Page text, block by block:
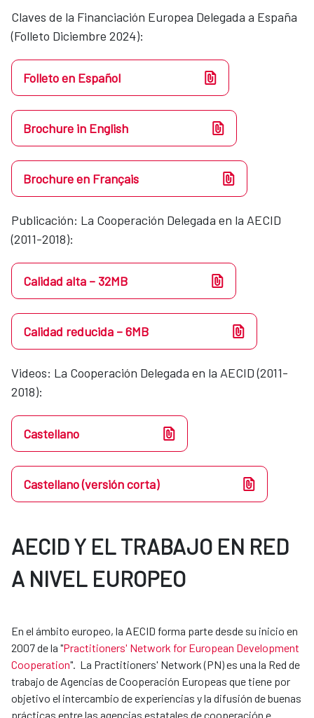
Claves de la Financiación Europea Delegada a España
(Folleto Diciembre 2024):
Folleto en Español
Brochure in English
Brochure en Français
Publicación: La Cooperación Delegada en la AECID
(2011-2018):
Calidad alta – 32MB
Calidad reducida – 6MB
Videos​​: La Cooperación Delegada en la AECID (2011-
2018):
Castellano
Castellano (versión corta)
AECID Y EL TRABAJO EN RED
A NIVEL EUROPEO
En el ámbito europeo, la AECID forma parte desde su inicio en
2007 de la "Practitioners' Network for European Development
Cooperation". La Practitioners' Network (PN) es una la Red de
trabajo de Agencias de Cooperación Europeas que tiene por
objetivo el intercambio de experiencias y la difusión de buenas
prácticas entre las agencias estatales de cooperación e